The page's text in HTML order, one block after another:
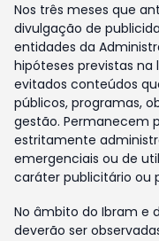
Nos três meses que
divulgação de
entidades da
hipóteses previstas
evitados conteúdos
públicos, programas,
gestão. Permanecem
estritamente
emergenciais ou de
caráter publicitário ou
No âmbito do Ibram e
deverão ser